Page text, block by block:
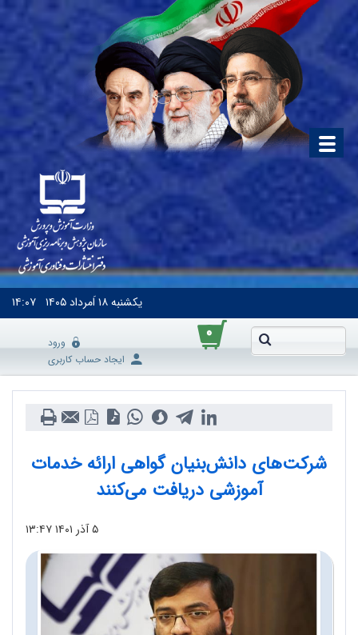
یکشنبه۱۸ اَمرداد ۱۴۰۵ ۱۴:۰۷
۰
ورود
ایجاد حساب کاربری
شرکت‌های دانش‌بنیان گواهی ارائه خدمات
آموزشی دریافت می‌کنند
۵ آذر ۱۴۰۱ ۱۳:۴۷